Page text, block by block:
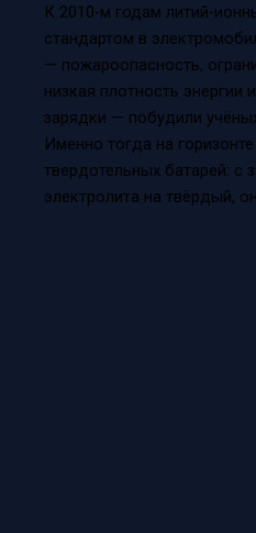
К 2010-м годам литий-
стандартом в
— пожароопасность,
низкая плотность энергии
зарядки — побудили
Именно тогда на
твердотельных батарей: с
электролита на твёрдый,